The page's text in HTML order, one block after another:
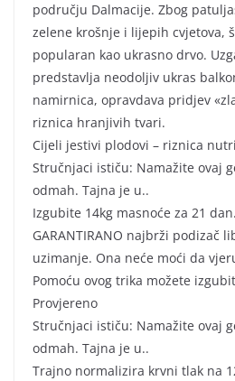
području Dalmacije. Zbog
zelene krošnje i lijepih cvjetova,
popularan kao ukrasno drvo.
predstavlja neodoljiv ukras
namirnica, opravdava pridjev
riznica hranjivih tvari.
Cijeli jestivi plodovi – riznica
Stručnjaci ističu: Namažite ovaj
odmah. Tajna je u..
Izgubite 14kg masnoće za 21
GARANTIRANO najbrži podizač
uzimanje. Ona neće moći da
Pomoću ovog trika možete
Provjereno
Stručnjaci ističu: Namažite ovaj
odmah. Tajna je u..
Trajno normalizira krvni tlak na